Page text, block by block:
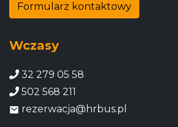
Formularz kontaktowy
Wczasy
32 279 05 58
502 568 211
rezerwacja@hrbus.pl